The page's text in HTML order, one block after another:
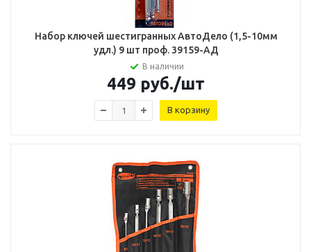
Набор ключей шестигранных АвтоДело (1,5-10мм
удл.) 9 шт проф. 39159-АД
В наличии
449 руб./шт
В корзину